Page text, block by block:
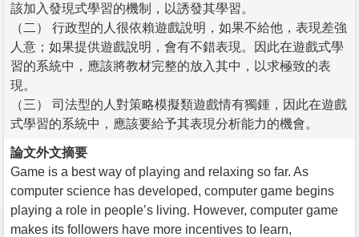
該加入發現式學習的機制，以誘發其學習。
（二） 行政型的人很依賴遊戲說明，如果不給他，表現差強
人意；如果提供遊戲說明，會有不錯表現。因此在遊戲式學
習的系統中，應該將教材完整的放入其中，以求極致的表
現。
（三） 司法型的人對策略模擬類遊戲情有獨鍾，因此在遊戲
式學習的系統中，應該要給予其表現分析能力的機會。
論文外文摘要
Game is a best way of playing and relaxing so far. As
computer science has developed, computer game begins
playing a role in people’s living. However, computer game
makes its followers have more incentives to learn,